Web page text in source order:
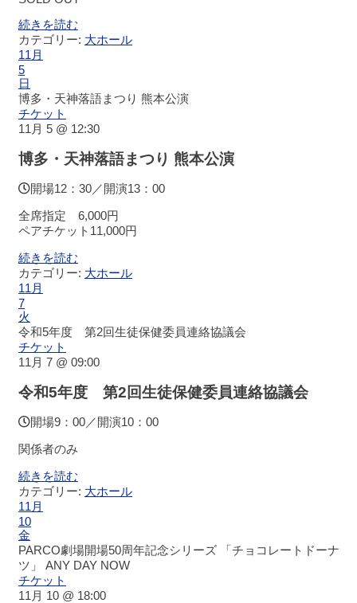
ガ
イ
ド
設
案
内
ホ
ル
テ
ビ
会
ー
中
続きを読む
カテゴリー: 大ホール
11月
5
日
博多・天神落語まつり 熊本公演
チケット
11月 5 @ 12:30
博多・天神落語まつり 熊本公演
開場12：30／開演13：00
全席指定 6,000円
ペアチケット11,000円
続きを読む
カテゴリー: 大ホール
11月
7
火
令和5年度 第2回生徒保健委員連絡協議会
チケット
11月 7 @ 09:00
令和5年度 第2回生徒保健委員連絡協議会
開場9：00／開演10：00
関係者のみ
続きを読む
カテゴリー: 大ホール
11月
10
金
PARCO劇場開場50周年記念シリーズ 「チョコレートドーナ
ツ」 ANY DAY NOW
チケット
11月 10 @ 18:00